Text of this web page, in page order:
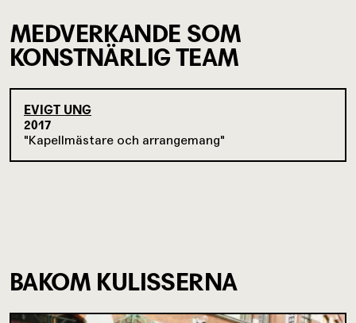
MEDVERKANDE SOM
KONSTNÄRLIG TEAM
EVIGT UNG
2017
Kapellmästare och arrangemang
BAKOM KULISSERNA